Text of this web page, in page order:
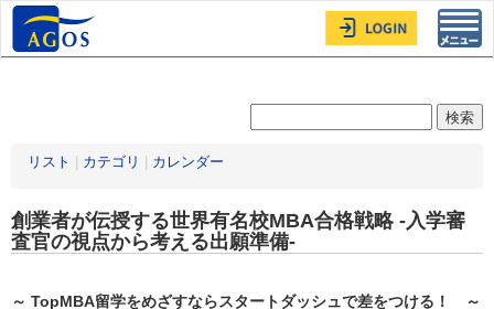
リスト カテゴリ カレンダー
創業者が伝授する世界有名校MBA合格戦略 -入学審
査官の視点から考える出願準備-
～ TopMBA留学をめざすならスタートダッシュで差をつける！ ～